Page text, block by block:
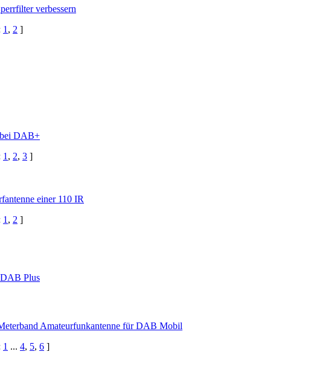
verbessern
1 , 2 ]
DAB+
1 , 2, 3 ]
einer 110 IR
1 , 2 ]
Plus
Amateurfunkantenne für DAB Mobil
1 ... 4, 5, 6 ]